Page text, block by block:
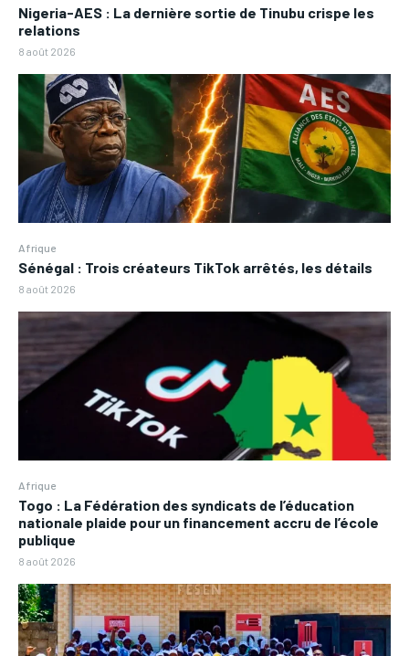
Nigeria-AES : La dernière sortie de Tinubu crispe les
relations
8 août 2026
Afrique
Sénégal : Trois créateurs TikTok arrêtés, les détails
8 août 2026
Afrique
Togo : La Fédération des syndicats de l’éducation
nationale plaide pour un financement accru de l’école
publique
8 août 2026